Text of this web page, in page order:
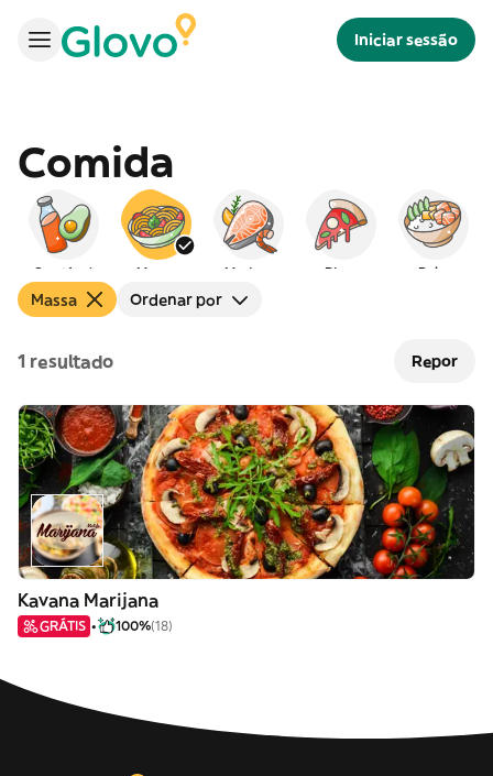
Iniciar sessão
Comida
Saudável Massa Marisco Pizza Poke
Massa Ordenar por
1 resultado Repor
Kavana Marijana
GRÁTIS 100%(18)